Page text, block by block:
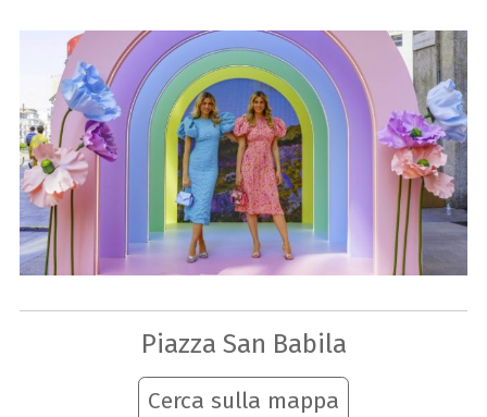
Piazza San Babila
Cerca sulla mappa